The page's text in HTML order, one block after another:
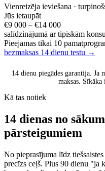
Vienreizēja ieviešana ·
Jūs ietaupāt
€9 000 – €14 000
salīdzinājumā ar tipiskām
Pieejamas tikai 10
bezmaksas 14 dienu testu →
14 dienu piegādes garantija. Ja
maksas. Sīkāka
Kā tas notiek
14 dienas no
pārsteigumiem
No pieprasījuma līdz
precīzs ceļš. Plus 90 dienu "ja